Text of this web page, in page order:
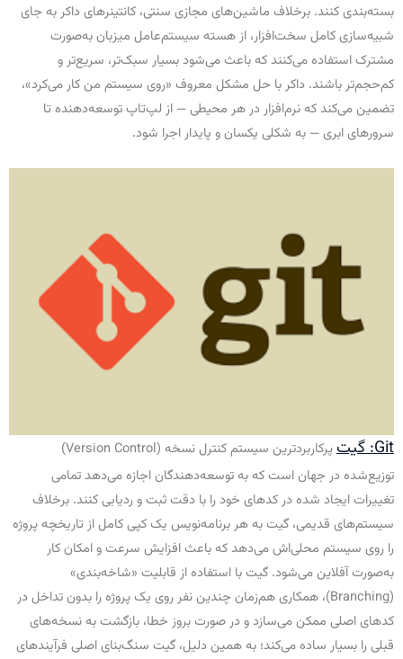
بسته‌بندی کنند. برخلاف ماشین‌های مجازی سنتی، کانتینرهای داکر به جای
شبیه‌سازی کامل سخت‌افزار، از هسته سیستم‌عامل میزبان به‌صورت
مشترک استفاده می‌کنند که باعث می‌شود بسیار سبک‌تر، سریع‌تر و
کم‌حجم‌تر باشند. داکر با حل مشکل معروف «روی سیستم من کار می‌کرد»،
تضمین می‌کند که نرم‌افزار در هر محیطی — از لپ‌تاپ توسعه‌دهنده تا
سرورهای ابری — به شکلی یکسان و پایدار اجرا شود.
Git: گیت
پرکاربردترین سیستم کنترل نسخه (Version Control)
توزیع‌شده در جهان است که به توسعه‌دهندگان اجازه می‌دهد تمامی
تغییرات ایجاد شده در کدهای خود را با دقت ثبت و ردیابی کنند. برخلاف
سیستم‌های قدیمی، گیت به هر برنامه‌نویس یک کپی کامل از تاریخچه پروژه
را روی سیستم محلی‌اش می‌دهد که باعث افزایش سرعت و امکان کار
به‌صورت آفلاین می‌شود. گیت با استفاده از قابلیت «شاخه‌بندی»
(Branching)، همکاری هم‌زمان چندین نفر روی یک پروژه را بدون تداخل در
کدهای اصلی ممکن می‌سازد و در صورت بروز خطا، بازگشت به نسخه‌های
قبلی را بسیار ساده می‌کند؛ به همین دلیل، گیت سنگ‌بنای اصلی فرآیندهای